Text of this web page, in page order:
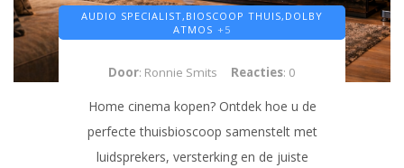
AUDIO SPECIALIST, BIOSCOOP THUIS, DOLBY
ATMOS +5
Door: Ronnie Smits Reacties: 0
Home cinema kopen? Ontdek hoe u de
perfecte thuisbioscoop samenstelt met
luidsprekers, versterking en de juiste